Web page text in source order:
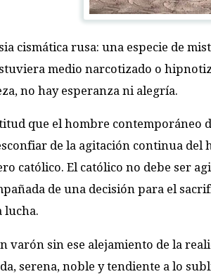
cismática rusa: una especie de
medio narcotizado o
no hay esperanza ni alegría.
que el hombre contemporáneo
de la agitación continua del
católico. El católico no debe ser
de una decisión para el
lucha.
sin ese alejamiento de la
serena, noble y tendiente a lo